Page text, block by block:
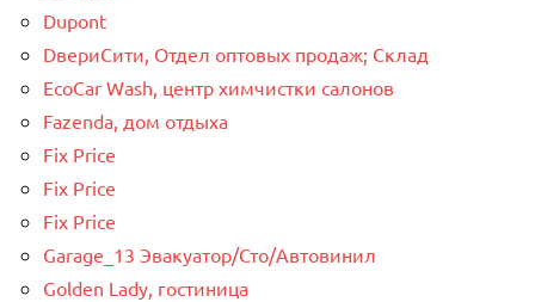
Dupont
DвериСити, Отдел оптовых продаж; Склад
EcoCar Wash, центр химчистки салонов
Fazenda, дом отдыха
Fix Price
Fix Price
Fix Price
Garage_13 Эвакуатор/Сто/Автовинил
Golden Lady, гостиница